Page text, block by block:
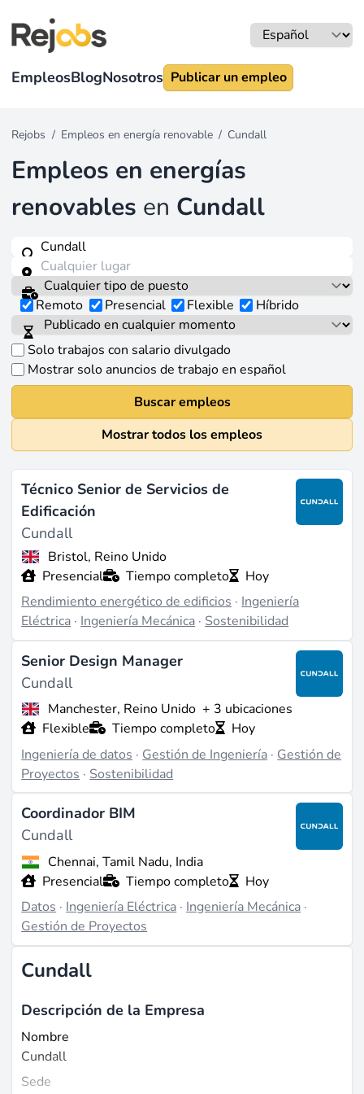
EmpleosBlogNosotros Publicar un empleo
Rejobs / Empleos en energía renovable / Cundall
Empleos en energías
renovables en Cundall
Remoto Presencial Flexible Híbrido
Solo trabajos con salario divulgado
Mostrar solo anuncios de trabajo en español
Buscar empleos
Mostrar todos los empleos
Técnico Senior de Servicios de
Edificación
Cundall
Bristol, Reino Unido
Presencial
Tiempo completo
Hoy
Rendimiento energético de edificios · Ingeniería
Eléctrica · Ingeniería Mecánica · Sostenibilidad
Senior Design Manager
Cundall
Manchester, Reino Unido + 3 ubicaciones
Flexible
Tiempo completo
Hoy
Ingeniería de datos · Gestión de Ingeniería · Gestión de
Proyectos · Sostenibilidad
Coordinador BIM
Cundall
Chennai, Tamil Nadu, India
Presencial
Tiempo completo
Hoy
Datos · Ingeniería Eléctrica · Ingeniería Mecánica ·
Gestión de Proyectos
Cundall
Descripción de la Empresa
Nombre
Cundall
Sede